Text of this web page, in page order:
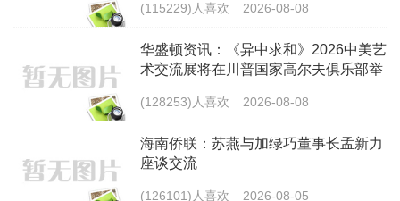
(115229)人喜欢 2026-08-08
华盛顿资讯：《异中求和》2026中美艺
术交流展将在川普国家高尔夫俱乐部举
(128253)人喜欢 2026-08-08
海南侨联：苏燕与加绿巧董事长孟新力
座谈交流
(126101)人喜欢 2026-08-05